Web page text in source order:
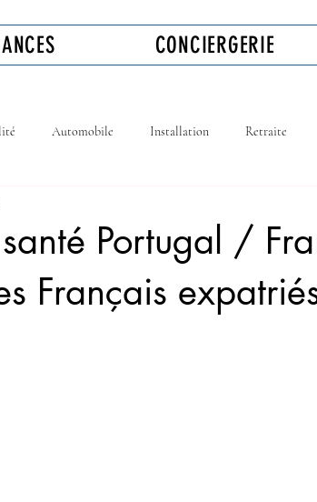
CONCIERGERIE
Automobile Installation Retraite
Portugal /
Français